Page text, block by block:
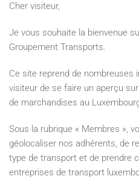
Cher visiteur,
Je vous souhaite la bienvenue
Groupement Transports.
Ce site reprend de
visiteur de se faire un aperçu
de marchandises au
Sous la rubrique « Membres »,
géolocaliser nos adhérents, de
type de transport et de prendre
entreprises de transport